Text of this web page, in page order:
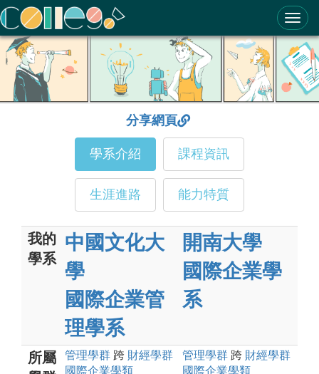
ColleGo! 大學選才與高中育才輔助系統
分享網頁
學系介紹 課程資訊
生涯進路 能力特質
我的
學系
中國文化大
學
國際企業管
理學系
開南大學
國際企業學
系
所屬
管理學群 跨 財經學群
國際企業學類
管理學群 跨 財經學群
國際企業學類